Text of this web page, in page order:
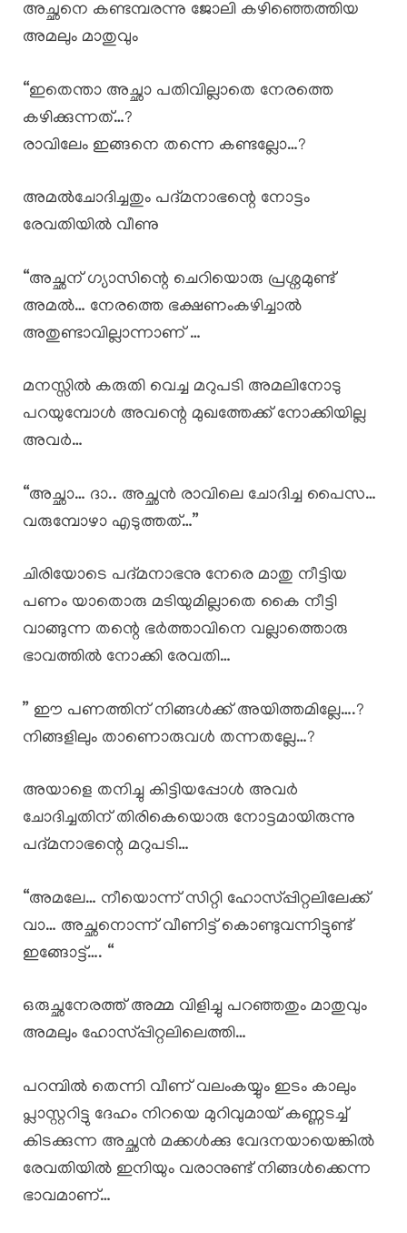
അച്ഛനെ കണ്ടമ്പരന്നു ജോലി കഴിഞ്ഞെത്തിയ
അമലും മാതുവും
“ഇതെന്താ അച്ഛാ പതിവില്ലാതെ നേരത്തെ
കഴിക്കുന്നത്…?
രാവിലേം ഇങ്ങനെ തന്നെ കണ്ടല്ലോ…?
അമൽചോദിച്ചതും പദ്മനാഭന്റെ നോട്ടം
രേവതിയിൽ വീണു
“അച്ഛന് ഗ്യാസിന്റെ ചെറിയൊരു പ്രശ്നമുണ്ട്
അമൽ… നേരത്തെ ഭക്ഷണംകഴിച്ചാൽ
അതുണ്ടാവില്ലാന്നാണ് …
മനസ്സിൽ കരുതി വെച്ച മറുപടി അമലിനോടു
പറയുമ്പോൾ അവന്റെ മുഖത്തേക്ക് നോക്കിയില്ല
അവർ…
“അച്ഛാ… ദാ.. അച്ഛൻ രാവിലെ ചോദിച്ച പൈസ…
വരുമ്പോഴാ എടുത്തത്…”
ചിരിയോടെ പദ്മനാഭനു നേരെ മാതു നീട്ടിയ
പണം യാതൊരു മടിയുമില്ലാതെ കൈ നീട്ടി
വാങ്ങുന്ന തന്റെ ഭർത്താവിനെ വല്ലാത്തൊരു
ഭാവത്തിൽ നോക്കി രേവതി…
” ഈ പണത്തിന് നിങ്ങൾക്ക് അയിത്തമില്ലേ….?
നിങ്ങളിലും താണൊരുവൾ തന്നതല്ലേ…?
അയാളെ തനിച്ചു കിട്ടിയപ്പോൾ അവർ
ചോദിച്ചതിന് തിരികെയൊരു നോട്ടമായിരുന്നു
പദ്മനാഭന്റെ മറുപടി…
“അമലേ… നീയൊന്ന് സിറ്റി ഹോസ്പ്പിറ്റലിലേക്ക്
വാ… അച്ഛനൊന്ന് വീണിട്ട് കൊണ്ടുവന്നിട്ടുണ്ട്
ഇങ്ങോട്ട്…. “
ഒരുച്ഛനേരത്ത് അമ്മ വിളിച്ചു പറഞ്ഞതും മാതുവും
അമലും ഹോസ്പ്പിറ്റലിലെത്തി…
പറമ്പിൽ തെന്നി വീണ് വലംകയ്യും ഇടം കാലും
പ്ലാസ്റ്ററിട്ടു ദേഹം നിറയെ മുറിവുമായ് കണ്ണടച്ച്
കിടക്കുന്ന അച്ഛൻ മക്കൾക്കു വേദനയായെങ്കിൽ
രേവതിയിൽ ഇനിയും വരാനുണ്ട് നിങ്ങൾക്കെന്ന
ഭാവമാണ്…